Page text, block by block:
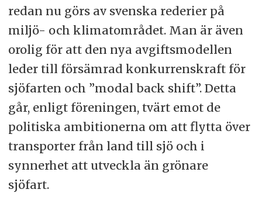
redan nu görs av svenska rederier på
miljö- och klimatområdet. Man är även
orolig för att den nya avgiftsmodellen
leder till försämrad konkurrenskraft för
sjöfarten och ”modal back shift”. Detta
går, enligt föreningen, tvärt emot de
politiska ambitionerna om att flytta över
transporter från land till sjö och i
synnerhet att utveckla än grönare
sjöfart.